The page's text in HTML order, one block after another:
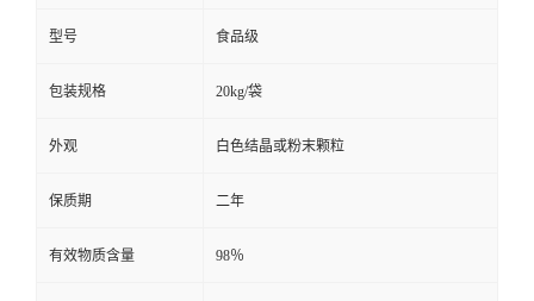
型号 食品级
包装规格 20kg/袋
外观 白色结晶或粉末颗粒
保质期 二年
有效物质含量 98％